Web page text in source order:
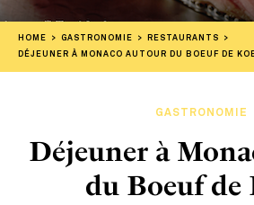
HOME GASTRONOMIE
RESTAURANTS
DÉJEUNER À MONACO AUTOUR DU BOEUF DE
GASTRONOMIE
Déjeuner à
du Boeuf de